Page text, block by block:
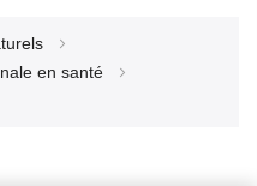
en santé